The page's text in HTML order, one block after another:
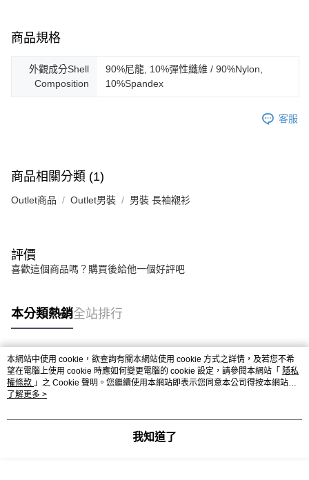
商品規格
外觀成分Shell
Composition
90%尼龍, 10%彈性纖維 / 90%Nylon,
10%Spandex
客服
商品相關分類 (1)
Outlet商品 Outlet男裝 男裝 長袖襯衫
評價
喜歡這個商品嗎？購買後給他一個好評吧
本分類熱銷全站排行
熱門標籤
本網站中使用 cookie，欲查詢有關本網站使用 cookie 方式之詳情，及若您不希
望在電腦上使用 cookie 時應如何變更電腦的 cookie 設定，請參閱本網站「 隱私
權條款 」之 Cookie 聲明。您繼續使用本網站即表示您同意本公司得按本網站使
用條款之 Cookie 聲明使用 cookie。
了解更多 >
我知道了